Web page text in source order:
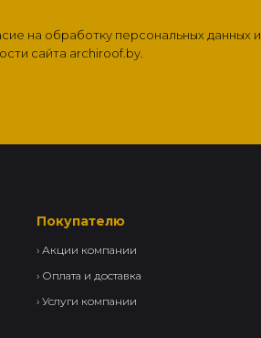
на обработку персональных данных
сайта archiroof.by.
Покупателю
› Акции компании
› Оплата и доставка
› Услуги компании